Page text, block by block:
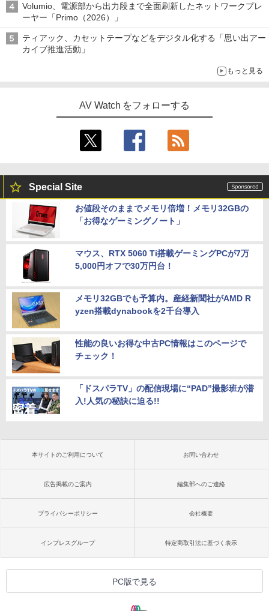
Volumio、電源部から出力段まで全面刷新したネットワークプレ
ーヤー「Primo（2026）」
ティアック、カセットテープなどをデジタル化する「思い出アー
カイブ推進活動」
もっと見る
AV Watch をフォローする
Special Site
お値段そのままでメモリ倍増！メモリ32GBの
「お得なゲーミングノート」
マウス、RTX 5060 Ti搭載ゲーミングPCが7万
5,000円オフで30万円台！
メモリ32GBでも予算内。産経新聞社がAMD R
yzen搭載dynabookを2千台導入
性能の良いお得な中古PC情報はこのページで
チェック！
「ドスパラTV」の配信現場に“PAD”撮影班が潜
入!人気の秘訣に迫る!!
本サイトのご利用について お問い合わせ
広告掲載のご案内 編集部へのご連絡
プライバシーポリシー 会社概要
インプレスグループ 特定商取引法に基づく表示
PC版で見る